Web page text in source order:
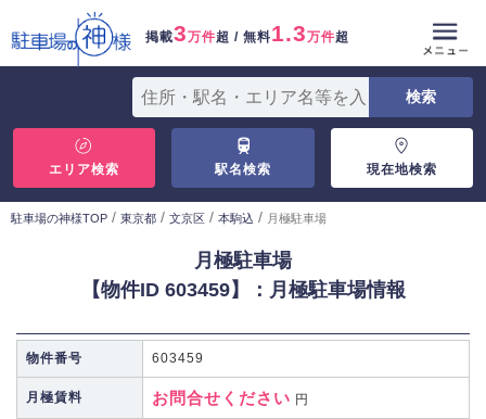
掲載3万件超 / 無料1.3万件超
エリア検索 駅名検索 現在地検索
駐車場の神様TOP / 東京都 / 文京区 / 本駒込 / 月極駐車場
月極駐車場
【物件ID 603459】：月極駐車場情報
物件番号 603459
月極賃料 お問合せください 円